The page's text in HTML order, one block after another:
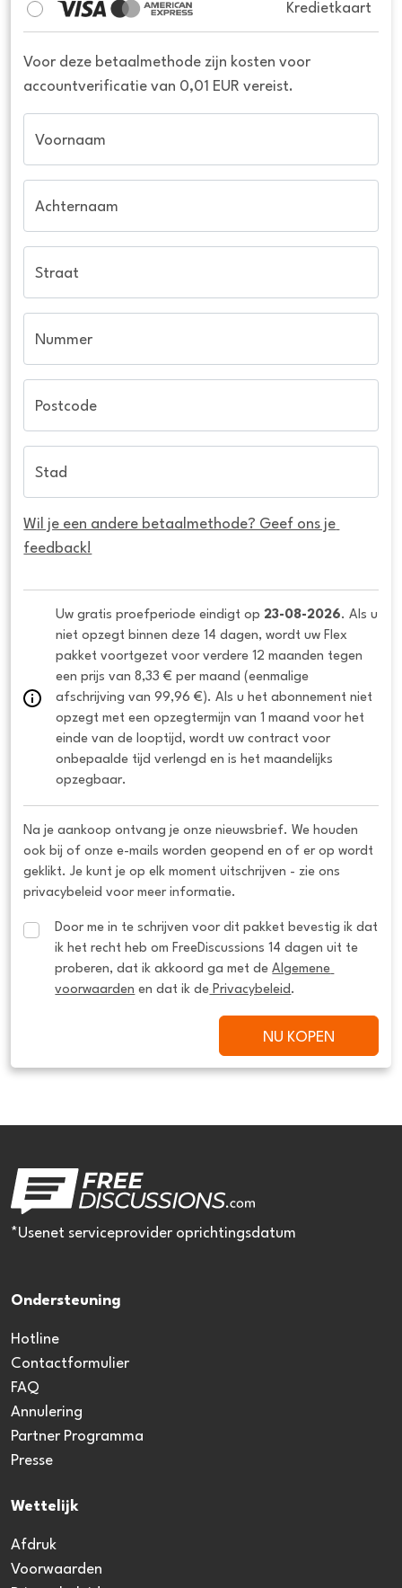
Kredietkaart
Voor deze betaalmethode zijn kosten voor
accountverificatie van 0,01 EUR vereist.
Voornaam
Achternaam
Straat
Nummer
Postcode
Stad
Wil je een andere betaalmethode? Geef ons je
feedback!
Uw gratis proefperiode eindigt op 23-08-2026. Als u
niet opzegt binnen deze 14 dagen, wordt uw Flex
pakket voortgezet voor verdere 12 maanden tegen
een prijs van 8,33 € per maand (eenmalige
afschrijving van 99,96 €). Als u het abonnement niet
opzegt met een opzegtermijn van 1 maand voor het
einde van de looptijd, wordt uw contract voor
onbepaalde tijd verlengd en is het maandelijks
opzegbaar.
Na je aankoop ontvang je onze nieuwsbrief. We houden
ook bij of onze e-mails worden geopend en of er op wordt
geklikt. Je kunt je op elk moment uitschrijven - zie ons
privacybeleid voor meer informatie.
Door me in te schrijven voor dit pakket bevestig ik dat
ik het recht heb om FreeDiscussions 14 dagen uit te
proberen, dat ik akkoord ga met de Algemene
voorwaarden en dat ik de Privacybeleid .
NU KOPEN
*Usenet serviceprovider oprichtingsdatum
Ondersteuning
Hotline
Contactformulier
FAQ
Annulering
Partner Programma
Presse
Wettelijk
Afdruk
Voorwaarden